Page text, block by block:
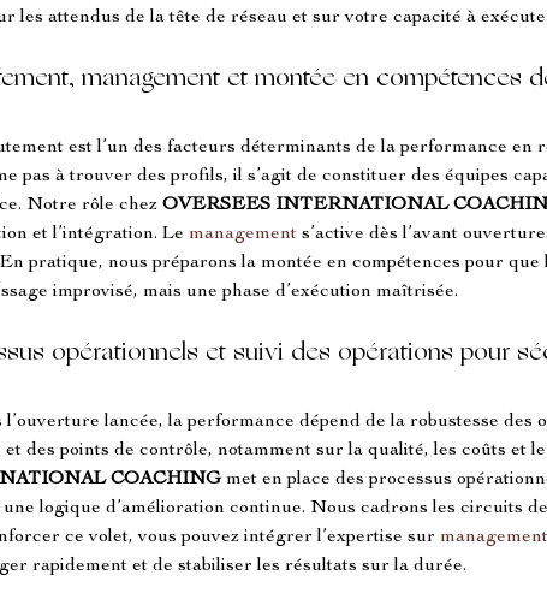
les attendus de la tête de réseau et sur votre capacité à
management et montée en compétences
est l’un des facteurs déterminants de la performance en
pas à trouver des profils, il s’agit de constituer des équipes
Notre rôle chez OVERSEES INTERNATIONAL
et l’intégration. Le management s’active dès l’avant
pratique, nous préparons la montée en compétences pour
improvisé, mais une phase d’exécution maîtrisée.
opérationnels et suivi des opérations pour
l’ouverture lancée, la performance dépend de la robustesse des
et des points de contrôle, notamment sur la qualité, les coûts et
COACHING met en place des processus
logique d’amélioration continue. Nous cadrons les circuits
ce volet, vous pouvez intégrer l’expertise sur
rapidement et de stabiliser les résultats sur la durée.